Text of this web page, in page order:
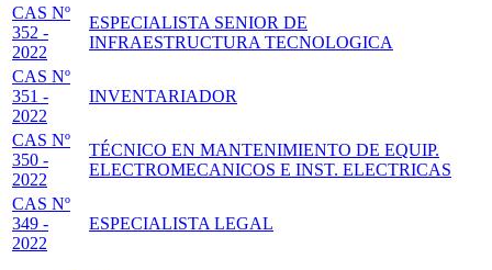
CAS Nº
352 -
2022
ESPECIALISTA SENIOR DE
INFRAESTRUCTURA TECNOLOGICA
CAS Nº
351 -
2022
INVENTARIADOR
CAS Nº
350 -
2022
TÉCNICO EN MANTENIMIENTO DE EQUIP.
ELECTROMECANICOS E INST. ELECTRICAS
CAS Nº
349 -
2022
ESPECIALISTA LEGAL